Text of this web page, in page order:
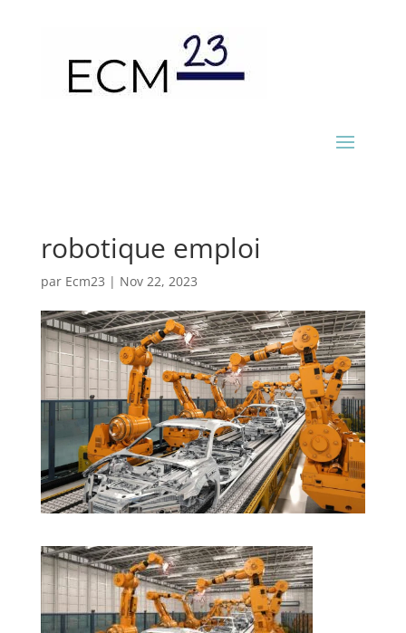
robotique emploi
par Ecm23 | Nov 22, 2023